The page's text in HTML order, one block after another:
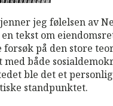
jeg følelsen av
tekst om
på den store
med både
ble det et
standpunktet.